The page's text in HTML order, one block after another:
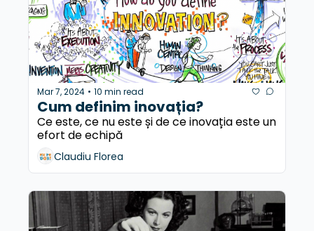
Mar 7, 2024 • 10 min read
Cum definim inovația?
Ce este, ce nu este și de ce inovația este un
efort de echipă
Claudiu Florea